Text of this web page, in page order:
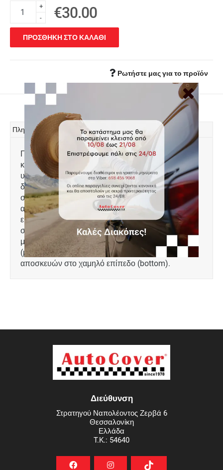
+
-
€30.00
ΠΡΟΣΘΗΚΗ ΣΤΟ ΚΑΛΑΘΙ
Ρωτήστε μας για το προϊόν
Πληροφορίες
Πατάκι πορτ μπαγκάζ, τύπου σκαφάκι,
κατασκευασμένο από ελαφρύ, άοσμο πλαστικό
υψηλής αντοχής, 100% αδιάβροχο. Το χείλος που
διαθέτει 4-6 cm προστατεύει τον χώρο αποσκευών
συγκρατώντας λάδια, λάσπες, χώματα, νερά,
ακαθαρσίες κτλ και τον διατηρεί καθαρό. Πολύ
εύκολη τοποθέτηση. Πλένεται με νερό. Ειδικά
σχεδιασμένο για: Toyota Yaris III Hybrid Facelift
μοντ. 2014 - 2020, έκδοση με ρεζέρβα ανάγκης
(μικρό μέγεθος ρεζέρβας) και ρυθμισμένο χώρο
αποσκευών στο χαμηλό επίπεδο (bottom).
Διεύθυνση
Στρατηγού Ναπολέοντος Ζερβά 6
Θεσσαλονίκη
Ελλάδα
T.K.: 54640